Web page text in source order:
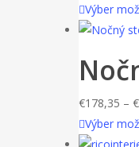
Výber
€178,35 – €
Výber